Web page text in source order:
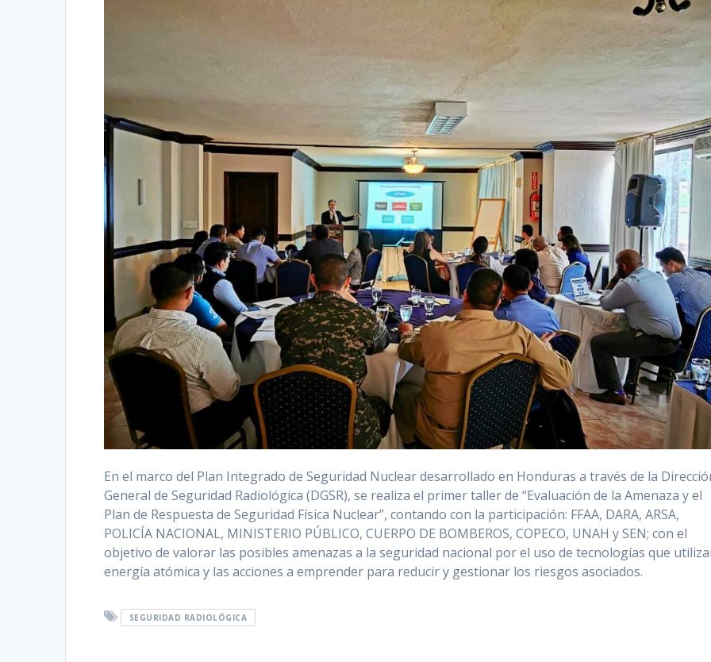
En el marco del Plan Integrado de Seguridad Nuclear desarrollado en Honduras a través de la
General de Seguridad Radiológica (DGSR), se realiza el primer taller de “Evaluación de la Amenaza y el
Plan de Respuesta de Seguridad Física Nuclear”, contando con la participación: FFAA, DARA, ARSA,
POLICÍA NACIONAL, MINISTERIO PÚBLICO, CUERPO DE BOMBEROS, COPECO, UNAH y SEN; con el
objetivo de valorar las posibles amenazas a la seguridad nacional por el uso de tecnologías que
energía atómica y las acciones a emprender para reducir y gestionar los riesgos asociados.
SEGURIDAD RADIOLÓGICA